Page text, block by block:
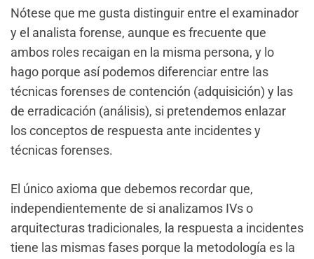
Nótese que me gusta distinguir entre el examinador
y el analista forense, aunque es frecuente que
ambos roles recaigan en la misma persona, y lo
hago porque así podemos diferenciar entre las
técnicas forenses de contención (adquisición) y las
de erradicación (análisis), si pretendemos enlazar
los conceptos de respuesta ante incidentes y
técnicas forenses.
El único axioma que debemos recordar que,
independientemente de si analizamos IVs o
arquitecturas tradicionales, la respuesta a incidentes
tiene las mismas fases porque la metodología es la